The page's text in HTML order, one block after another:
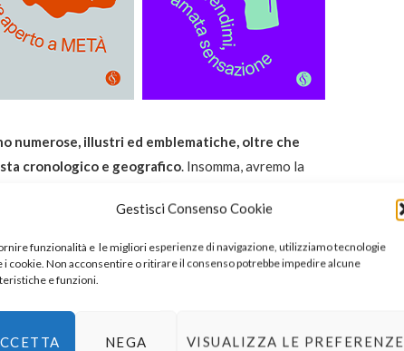
Gestisci Consenso Cookie
funzionalità e le migliori esperienze di navigazione, utilizziamo tecnologie
i cookie. Non acconsentire o ritirare il consenso potrebbe impedire alcune
e funzioni.
NEGA VISUALIZZA LE PREFERENZE
numerose, illustri ed emblematiche, oltre che
cronologico e geografico. Insomma, avremo la
disciplina poetica di questi ultimi 150 anni, ma il
collegano ai nostri ieri saranno presidiati e lasciati
vicino a Ocean Vuong e Anna
affidata a Daniele Piccini, che ha anche il
ai volumi – come sono?
(BELLISSIME, posso dire?) sono state progettate
editoriale ci ha abituati bene e che qua non si